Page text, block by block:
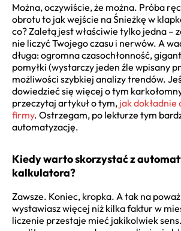
Można, oczywiście, że można. Próba
obrotu to jak wejście na Śnieżkę w
co? Zaletą jest właściwie tylko jedna –
nie liczyć Twojego czasu i nerwów. A
długa: ogromna czasochłonność,
pomyłki (wystarczy jeden źle wpisany
możliwości szybkiej analizy trendów.
dowiedzieć się więcej o tym
przeczytaj artykuł o tym, jak
firmy. Ostrzegam, po lekturze tym
automatyzację.
Kiedy warto skorzystać z
kalkulatora?
Zawsze. Koniec, kropka. A tak na
wystawiasz więcej niż kilka faktur w
liczenie przestaje mieć jakikolwiek